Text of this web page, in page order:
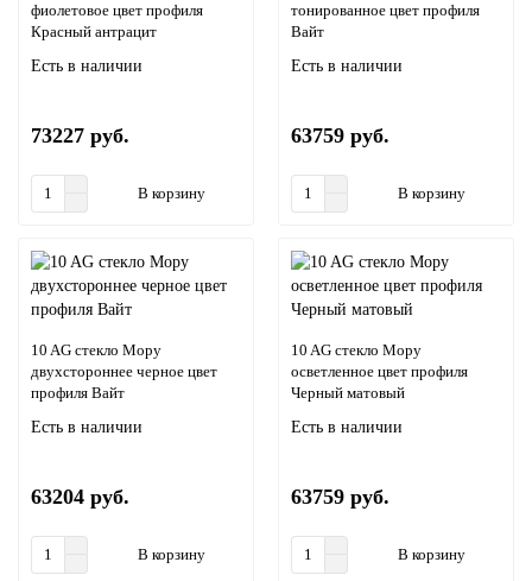
фиолетовое цвет профиля
Красный антрацит
Есть в наличии
73227 руб.
В корзину
тонированное цвет профиля
Вайт
Есть в наличии
63759 руб.
В корзину
10 AG стекло Мору
двухстороннее черное цвет
профиля Вайт
Есть в наличии
63204 руб.
В корзину
10 AG стекло Мору
осветленное цвет профиля
Черный матовый
Есть в наличии
63759 руб.
В корзину